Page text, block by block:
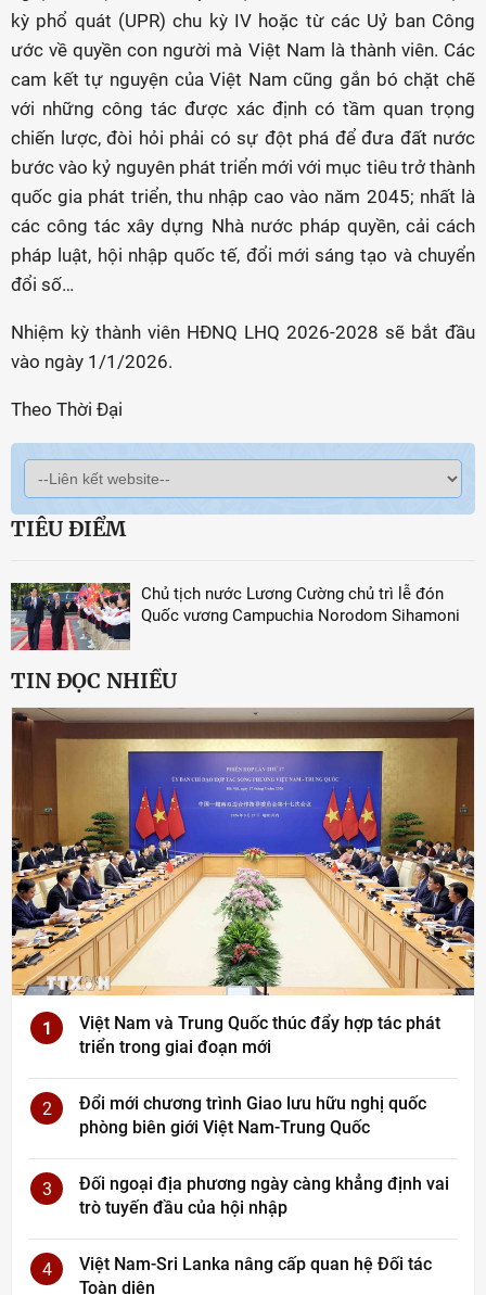
kỳ phổ quát (UPR) chu kỳ IV hoặc từ các Uỷ ban Công
ước về quyền con người mà Việt Nam là thành viên. Các
cam kết tự nguyện của Việt Nam cũng gắn bó chặt chẽ
với những công tác được xác định có tầm quan trọng
chiến lược, đòi hỏi phải có sự đột phá để đưa đất nước
bước vào kỷ nguyên phát triển mới với mục tiêu trở thành
quốc gia phát triển, thu nhập cao vào năm 2045; nhất là
các công tác xây dựng Nhà nước pháp quyền, cải cách
pháp luật, hội nhập quốc tế, đổi mới sáng tạo và chuyển
đổi số…
Nhiệm kỳ thành viên HĐNQ LHQ 2026-2028 sẽ bắt đầu
vào ngày 1/1/2026.
Theo Thời Đại
TIÊU ĐIỂM
Chủ tịch nước Lương Cường chủ trì lễ đón
Quốc vương Campuchia Norodom Sihamoni
TIN ĐỌC NHIỀU
1
Việt Nam và Trung Quốc thúc đẩy hợp tác phát
triển trong giai đoạn mới
2
Đổi mới chương trình Giao lưu hữu nghị quốc
phòng biên giới Việt Nam-Trung Quốc
3
Đối ngoại địa phương ngày càng khẳng định vai
trò tuyến đầu của hội nhập
4
Việt Nam-Sri Lanka nâng cấp quan hệ Đối tác
Toàn diện